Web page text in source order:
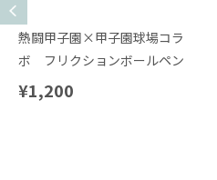
熱闘甲子園×甲子園球場コラ
ボ フリクションボールペン
¥1,200